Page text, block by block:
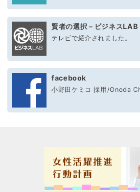
賢者の選択－ビジネスLAB
テレビで紹介されました。
facebook
小野田ケミコ 採用/Onoda